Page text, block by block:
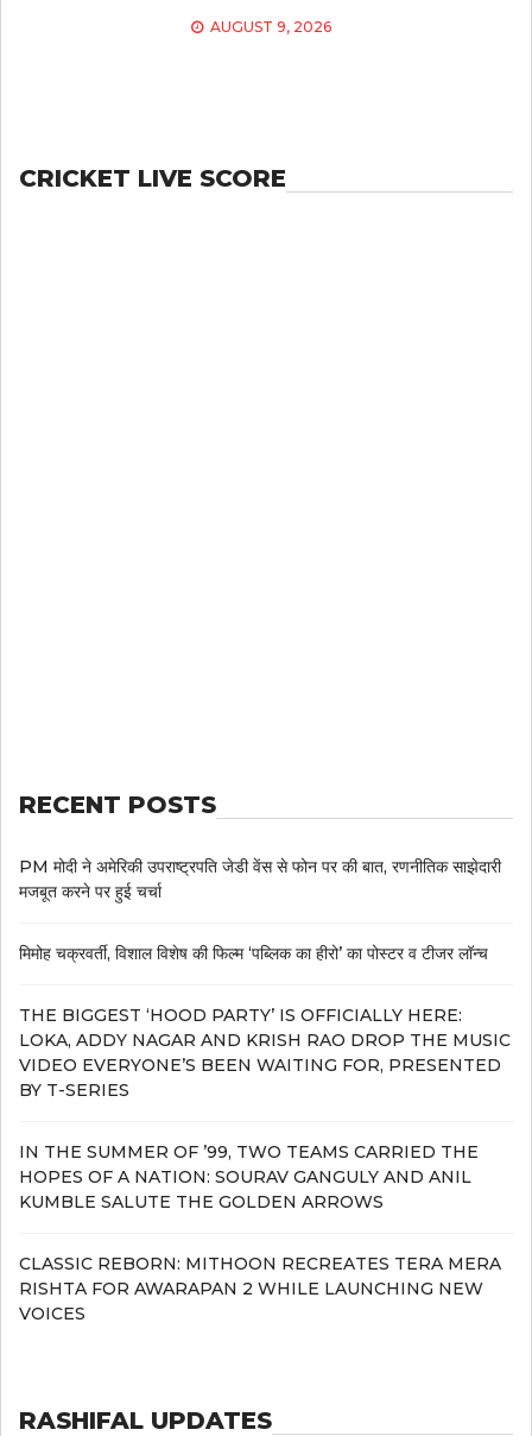
AUGUST 9, 2026
CRICKET LIVE SCORE
RECENT POSTS
PM मोदी ने अमेरिकी उपराष्ट्रपति जेडी वेंस से फोन पर की बात, रणनीतिक साझेदारी
मजबूत करने पर हुई चर्चा
मिमोह चक्रवर्ती, विशाल विशेष की फिल्म ‘पब्लिक का हीरो’ का पोस्टर व टीजर लॉन्च
THE BIGGEST ‘HOOD PARTY’ IS OFFICIALLY HERE:
LOKA, ADDY NAGAR AND KRISH RAO DROP THE MUSIC
VIDEO EVERYONE’S BEEN WAITING FOR, PRESENTED
BY T-SERIES
IN THE SUMMER OF ’99, TWO TEAMS CARRIED THE
HOPES OF A NATION: SOURAV GANGULY AND ANIL
KUMBLE SALUTE THE GOLDEN ARROWS
CLASSIC REBORN: MITHOON RECREATES TERA MERA
RISHTA FOR AWARAPAN 2 WHILE LAUNCHING NEW
VOICES
RASHIFAL UPDATES